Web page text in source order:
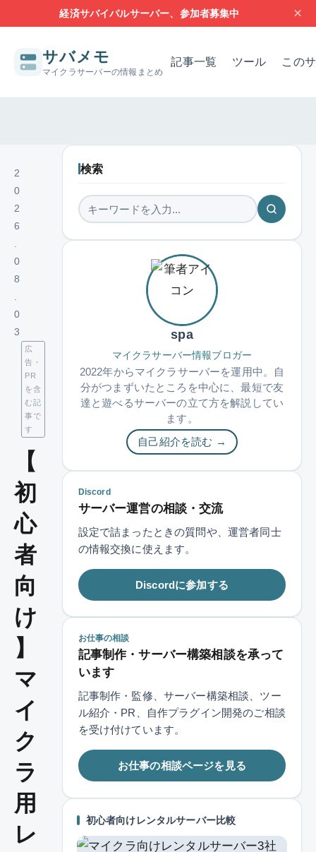
経済サバイバルサーバー、参加者募集中 ×
サバメモ
マイクラサーバーの情報まとめ
記事一覧 ツール この
2
0
2
6
0
8
0
3
広
告・
PR
を含
む記
事で
す
【
初
心
者
向
け
】
マ
イ
ク
ラ
用
レ
検索
spa
マイクラサーバー情報ブロガー
2022年からマイクラサーバーを運用中。自
分がつまずいたところを中心に、最短で友
達と遊べるサーバーの立て方を解説してい
ます。
自己紹介を読む →
Discord
サーバー運営の相談・交流
設定で詰まったときの質問や、運営者同士
の情報交換に使えます。
Discordに参加する
お仕事の相談
記事制作・サーバー構築相談を承って
います
記事制作・監修、サーバー構築相談、ツー
ル紹介・PR、自作プラグイン開発のご相談
を受け付けています。
お仕事の相談ページを見る
初心者向けレンタルサーバー比較